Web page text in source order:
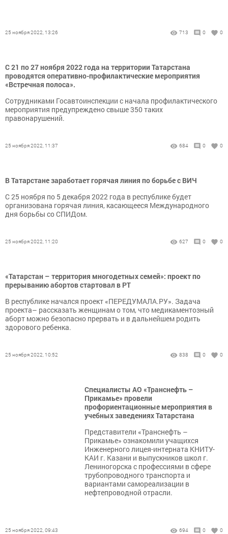
25 ноября 2022, 13:26 713 0 0
С 21 по 27 ноября 2022 года на территории Татарстана
проводятся оперативно-профилактические мероприятия
«Встречная полоса».
Сотрудниками Госавтоинспекции с начала профилактического
мероприятия предупреждено свыше 350 таких
правонарушений.
25 ноября 2022, 11:37 684 0 0
В Татарстане заработает горячая линия по борьбе с ВИЧ
С 25 ноября по 5 декабря 2022 года в республике будет
организована горячая линия, касающееся Международного
дня борьбы со СПИДом.
25 ноября 2022, 11:20 627 0 0
«Татарстан – территория многодетных семей»: проект по
прерыванию абортов стартовал в РТ
В республике начался проект «ПЕРЕДУМАЛА.РУ». Задача
проекта– рассказать женщинам о том, что медикаментозный
аборт можно безопасно прервать и в дальнейшем родить
здорового ребенка.
25 ноября 2022, 10:52 838 0 0
Специалисты АО «Транснефть –
Прикамье» провели
профориентационные мероприятия в
учебных заведениях Татарстана
Представители «Транснефть –
Прикамье» ознакомили учащихся
Инженерного лицея-интерната КНИТУ-
КАИ г. Казани и выпускников школ г.
Лениногорска с профессиями в сфере
трубопроводного транспорта и
вариантами самореализации в
нефтепроводной отрасли.
25 ноября 2022, 09:43 694 0 0